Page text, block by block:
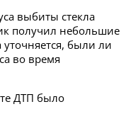
выбиты стекла
получил небольшие
были ли
во время
ДТП было